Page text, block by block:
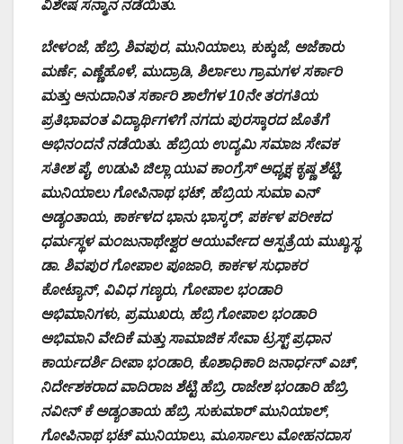
ವಿಶೇಷ ಸನ್ಮಾನ ನಡೆಯಿತು.
ಬೇಳಂಜೆ, ಹೆಬ್ರಿ, ಶಿವಪುರ, ಮುನಿಯಾಲು, ಕುಕ್ಕುಜೆ, ಅಜೆಕಾರು
ಮರ್ಣೆ, ಎಣ್ಣೆಹೊಳೆ, ಮುದ್ರಾಡಿ, ಶಿರ್ಲಾಲು ಗ್ರಾಮಗಳ ಸರ್ಕಾರಿ
ಮತ್ತು ಅನುದಾನಿತ ಸರ್ಕಾರಿ ಶಾಲೆಗಳ 10ನೇ ತರಗತಿಯ
ಪ್ರತಿಭಾವಂತ ವಿದ್ಯಾರ್ಥಿಗಳಿಗೆ ನಗದು ಪುರಸ್ಕಾರದ ಜೊತೆಗೆ
ಅಭಿನಂದನೆ ನಡೆಯಿತು. ಹೆಬ್ರಿಯ ಉದ್ಯಮಿ ಸಮಾಜ ಸೇವಕ
ಸತೀಶ ಪೈ, ಉಡುಪಿ ಜಿಲ್ಲಾ ಯುವ ಕಾಂಗ್ರೆಸ್‌ ಅಧ್ಯಕ್ಷ ಕೃಷ್ಣ ಶೆಟ್ಟಿ,
ಮುನಿಯಾಲು ಗೋಪಿನಾಥ ಭಟ್‌, ಹೆಬ್ರಿಯ ಸುಮಾ ಎನ್‌
ಅಡ್ಯಂತಾಯ, ಕಾರ್ಕಳದ ಭಾನು ಭಾಸ್ಕರ್‌, ಪರ್ಕಳ ಪರೀಕದ
ಧರ್ಮಸ್ಥಳ ಮಂಜುನಾಥೇಶ್ವರ ಆಯುರ್ವೇದ ಆಸ್ಪತ್ರೆಯ ಮುಖ್ಯಸ್ಥ
ಡಾ. ಶಿವಪುರ ಗೋಪಾಲ ಪೂಜಾರಿ, ಕಾರ್ಕಳ ಸುಧಾಕರ
ಕೋಟ್ಯಾನ್‌, ವಿವಿಧ ಗಣ್ಯರು, ಗೋಪಾಲ ಭಂಡಾರಿ
ಅಭಿಮಾನಿಗಳು, ಪ್ರಮುಖರು, ಹೆಬ್ರಿ ಗೋಪಾಲ ಭಂಡಾರಿ
ಅಭಿಮಾನಿ ವೇದಿಕೆ ಮತ್ತು ಸಾಮಾಜಿಕ ಸೇವಾ ಟ್ರಸ್ಟ್‌ ಪ್ರಧಾನ
ಕಾರ್ಯದರ್ಶಿ ದೀಪಾ ಭಂಡಾರಿ, ಕೊಶಾಧಿಕಾರಿ ಜನಾರ್ಧನ್‌ ಎಚ್‌,
ನಿರ್ದೇಶಕರಾದ ವಾದಿರಾಜ ಶೆಟ್ಟಿ ಹೆಬ್ರಿ, ರಾಜೇಶ ಭಂಡಾರಿ ಹೆಬ್ರಿ,
ನವೀನ್‌ ಕೆ ಅಡ್ಯಂತಾಯ ಹೆಬ್ರಿ, ಸುಕುಮಾರ್‌ ಮುನಿಯಾಲ್‌,
ಗೋಪಿನಾಥ ಭಟ್‌ ಮುನಿಯಾಲು, ಮೂರ್ಸಾಲು ಮೋಹನದಾಸ